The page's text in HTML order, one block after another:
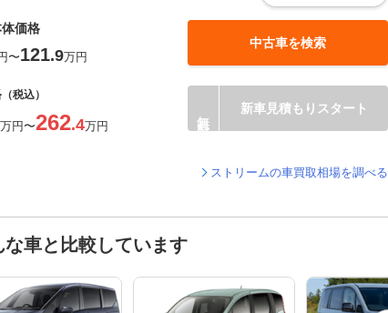
価格
〜121.9万円
中古車を検索
（税込）
万円〜262.4万円
新車見積もりスタート
ストリームの車買取相場を調べる
車と比較しています